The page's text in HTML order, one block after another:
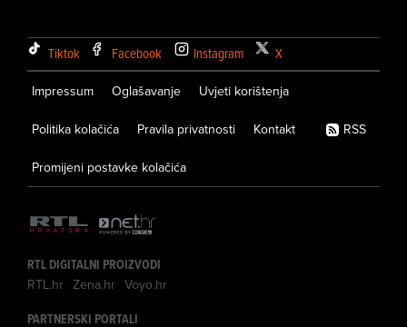
Tiktok Facebook Instagram X
Impressum Oglašavanje Uvjeti korištenja
Politika kolačića Pravila privatnosti Kontakt
Promijeni postavke kolačića
RSS
RTL DIGITALNI PROIZVODI
RTL.hr Zena.hr Voyo.hr
PARTNERSKI PORTALI